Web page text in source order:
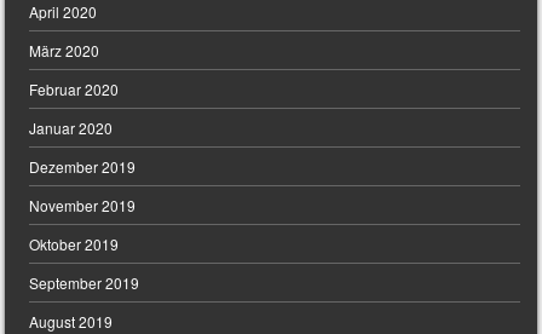
April 2020
März 2020
Februar 2020
Januar 2020
Dezember 2019
November 2019
Oktober 2019
September 2019
August 2019